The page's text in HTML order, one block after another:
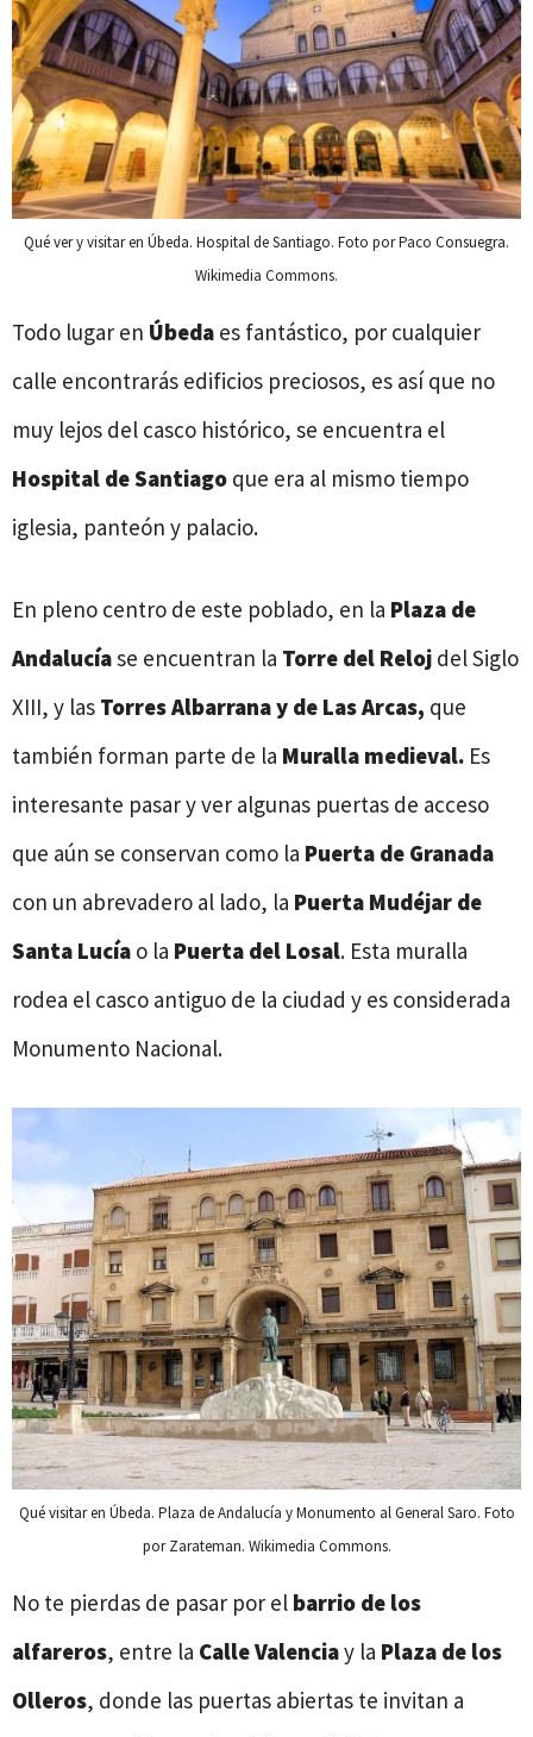
Qué ver y visitar en Úbeda. Hospital de Santiago. Foto por Paco Consuegra.
Wikimedia Commons.
Todo lugar en Úbeda es fantástico, por cualquier
calle encontrarás edificios preciosos, es así que no
muy lejos del casco histórico, se encuentra el
Hospital de Santiago que era al mismo tiempo
iglesia, panteón y palacio.
En pleno centro de este poblado, en la Plaza de
Andalucíase encuentran la Torre del Reloj del Siglo
XIII, y las Torres Albarrana y de Las Arcas, que
también forman parte de la Muralla medieval. Es
interesante pasar y ver algunas puertas de acceso
que aún se conservan como la Puerta de Granada
con un abrevadero al lado, la Puerta Mudéjar de
Santa Lucía o la Puerta del Losal. Esta muralla
rodea el casco antiguo de la ciudad y es considerada
Monumento Nacional.
Qué visitar en Úbeda. Plaza de Andalucía y Monumento al General Saro. Foto
por Zarateman. Wikimedia Commons.
No te pierdas de pasar por el barrio de los
alfareros, entre la Calle Valenciay la Plaza de los
Olleros, donde las puertas abiertas te invitan a